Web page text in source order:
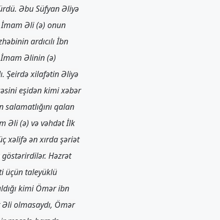
Əbu Süfyan Əliyə
İmam Əli (ə) onun
ardıcılı İbn
İmam Əlinin (ə)
Şeirdə xilafətin Əliyə
eşidən kimi xəbər
salamatlığını qalan
Əli (ə) və vəhdət İlk
xəlifə ən xırda şəriət
Həzrət
üçün taleyüklü
kimi Ömər ibn
olmasaydı, Ömər